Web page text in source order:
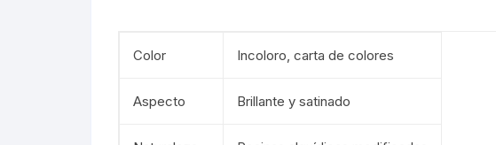
Color Incoloro, carta de colores
Aspecto Brillante y satinado